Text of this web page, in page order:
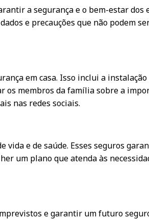
a segurança e o bem-estar
e precauções que não podem
em casa. Isso inclui a
os membros da família sobre a
nas redes sociais.
e de saúde. Esses seguros
um plano que atenda às
e garantir um futuro